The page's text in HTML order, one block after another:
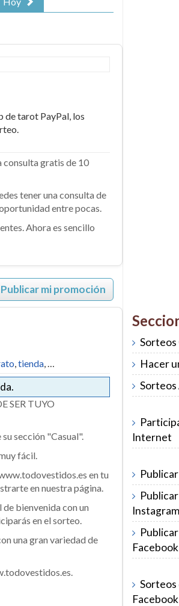
de tarot PayPal, los
consulta gratis de 10
tener una consulta de
entre pocas.
Ahora es sencillo
Publicar mi promoción
,tienda, …
SER TUYO
sección "Casual".
fácil.
en tu
en nuestra página.
bienvenida con un
en el sorteo.
una gran variedad de
Hacer
Sorteos
Internet
Instagram
Facebook
Sorteos
Facebook